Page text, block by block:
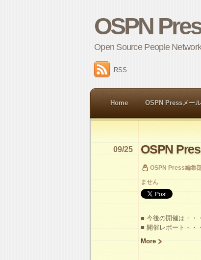
OSPN
Open Source People
RSS
Home OSPN Pressメー
OSPN
09/25
OSPN Press編集
ません
■ 今後の開催は・・
■ 開催レポート・・
More